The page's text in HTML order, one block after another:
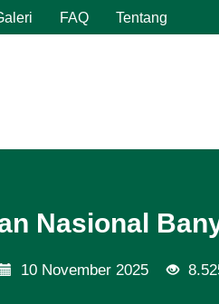
FAQ Tentang
Nasional
10 November 2025